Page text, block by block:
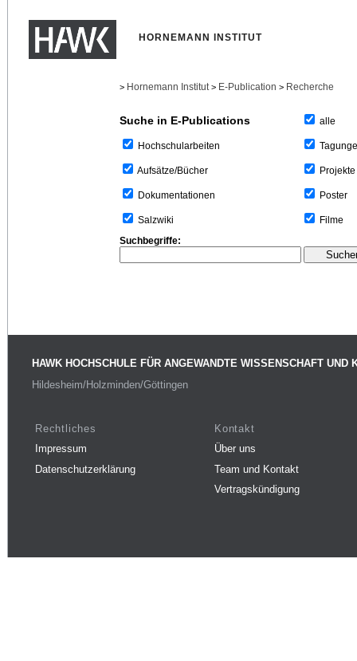
HORNEMANN INSTITUT
> Hornemann Institut > E-Publication > Recherche
Suche in E-Publications
Hochschularbeiten
Aufsätze/Bücher
Dokumentationen
Salzwiki
alle
Projekte
Poster
Filme
Suchbegriffe:
HAWK HOCHSCHULE FÜR ANGEWANDTE WISSENSCHAFT UND
Hildesheim/Holzminden/Göttingen
Rechtliches
Impressum
Datenschutzerklärung
Kontakt
Über uns
Team und Kontakt
Vertragskündigung